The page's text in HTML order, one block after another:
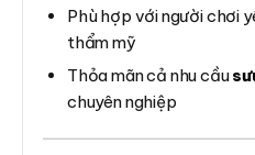
Phù hợp với người chơi
thẩm mỹ
Thỏa mãn cả nhu cầu
chuyên nghiệp